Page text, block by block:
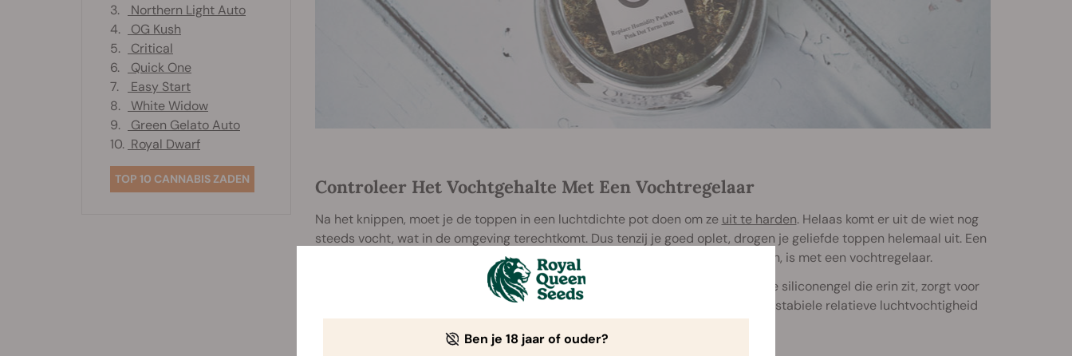
Controleer Het Vochtgehalte Met Een Vochtregelaar
Na het knippen, moet je de toppen in een luchtdichte pot doen om ze uit te harden. Helaas komt er uit de wiet nog
steeds vocht, wat in de omgeving terechtkomt. Dus tenzij je goed oplet, drogen je geliefde toppen helemaal uit. Een
van de makkelijkste manieren om de perfecte omgeving voor wiet te handhaven, is met een vochtregelaar.
Zo’n handige vochtregelaar kun je zowel bij kleine als grote oogsten inzetten. De siliconengel die erin zit, zorgt voor
de uitwisseling van vocht met de lucht rondom je toppen. Dat resulteert in een stabiele relatieve luchtvochtigheid
van 58–65% — de ‘sweet spot’ voor het uitharden.
3.
Northern Light Auto
4.
OG Kush
5.
Critical
6.
Quick One
7.
Easy Start
8.
White Widow
9.
Green Gelato Auto
10. Royal Dwarf
TOP 10 CANNABIS ZADEN
Ben je 18 jaar of ouder?